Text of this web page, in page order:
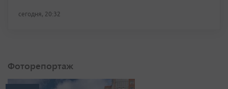
сегодня, 20:32
Фоторепортаж